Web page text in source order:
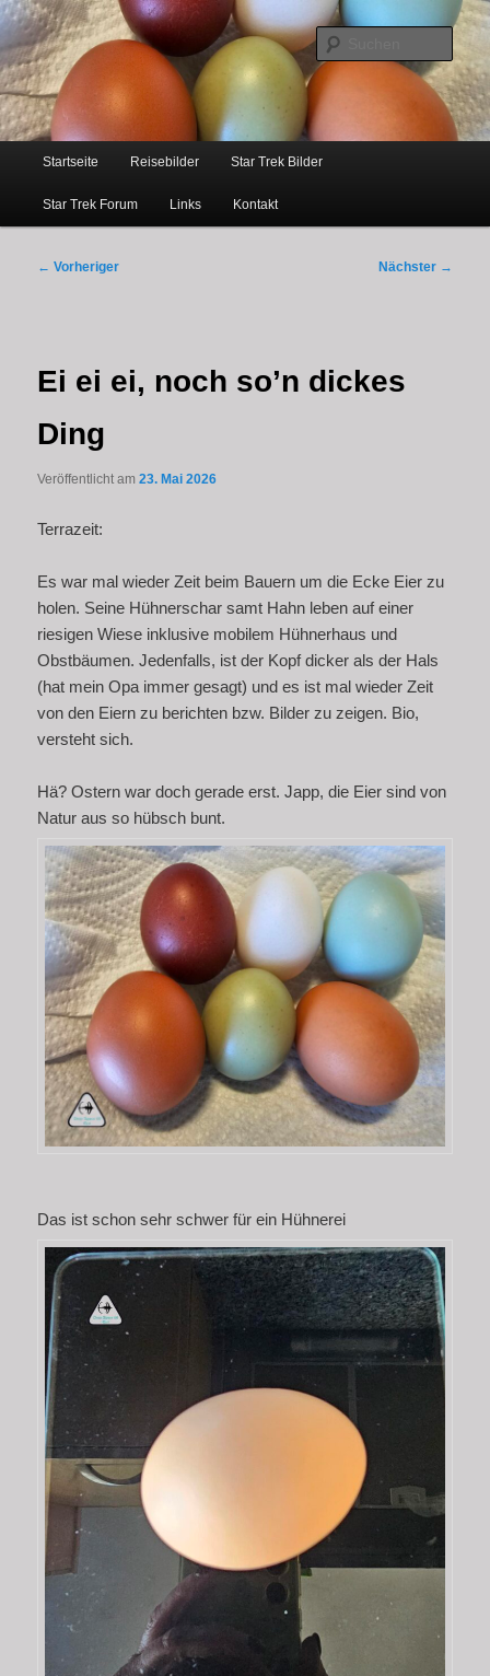
Zum
primären
Inhalt
springen
Ezris kleine Welt
…weil bloggen so schick ist
Hauptmenü
Startseite Reisebilder Star Trek Bilder
Star Trek Forum Links Kontakt
Beitragsnavigation
← Vorheriger Nächster →
Ei ei ei, noch so’n dickes
Ding
Veröffentlicht am23. Mai 2026
Terrazeit:
Es war mal wieder Zeit beim Bauern um die Ecke Eier zu
holen. Seine Hühnerschar samt Hahn leben auf einer
riesigen Wiese inklusive mobilem Hühnerhaus und
Obstbäumen. Jedenfalls, ist der Kopf dicker als der Hals
(hat mein Opa immer gesagt) und es ist mal wieder Zeit
von den Eiern zu berichten bzw. Bilder zu zeigen. Bio,
versteht sich.
Hä? Ostern war doch gerade erst. Japp, die Eier sind von
Natur aus so hübsch bunt.
Das ist schon sehr schwer für ein Hühnerei